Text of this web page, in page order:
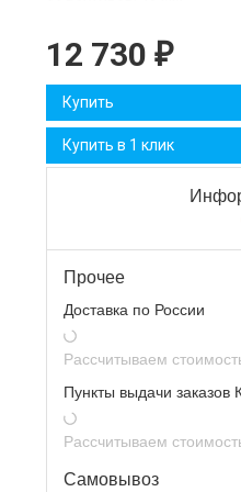
12 730 ₽
Купить
Прочее
Доставка по России
Рассчитываем
Пункты выдачи заказов
Рассчитываем
Самовывоз